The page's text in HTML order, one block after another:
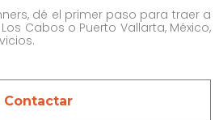
dé el primer paso para traer a
Cabos o Puerto Vallarta, México,
Contactar